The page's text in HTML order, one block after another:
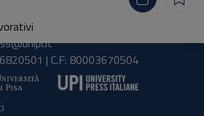
Pacinotti 43/44 56126 Pisa
2212056
| C.F: 80003670504